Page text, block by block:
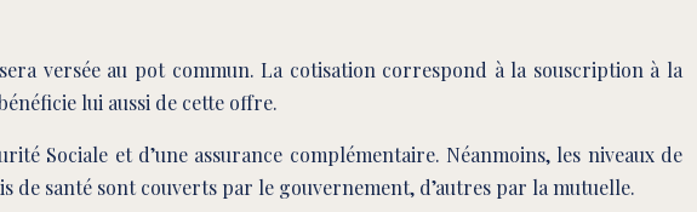
versée au pot commun. La cotisation correspond à la souscription à la
lui aussi de cette offre.
Sociale et d’une assurance complémentaire. Néanmoins, les niveaux de
santé sont couverts par le gouvernement, d’autres par la mutuelle.